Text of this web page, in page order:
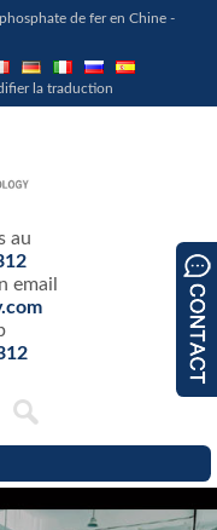
de fer en Chine -
la traduction
au
email